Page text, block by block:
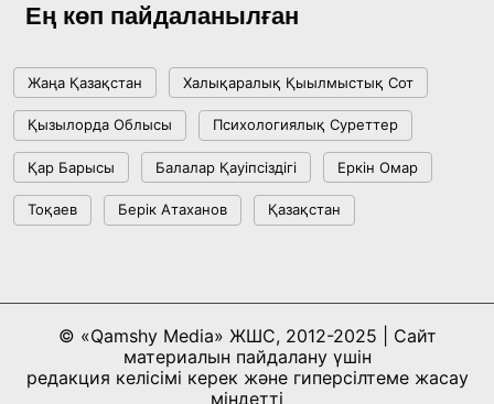
Ең көп пайдаланылған
Жаңа Қазақстан Халықаралық Қыылмыстық Сот
Қызылорда Облысы Психологиялық Суреттер
Қар Барысы Балалар Қауіпсіздігі Еркін Омар
Тоқаев Берік Атаханов Қазақстан
© «Qamshy Media» ЖШС, 2012-2025 | Сайт
материалын пайдалану үшін
редакция келісімі керек және гиперсілтеме жасау
міндетті